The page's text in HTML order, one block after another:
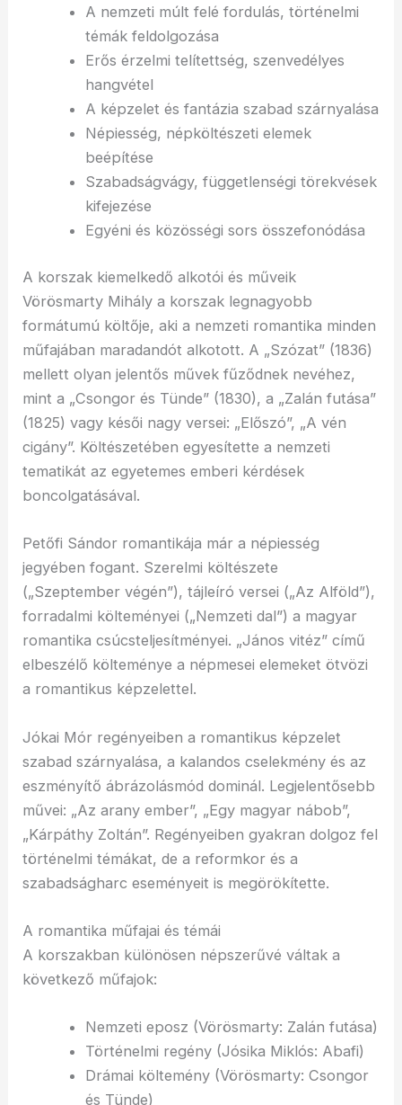
A nemzeti múlt felé fordulás, történelmi
témák feldolgozása
Erős érzelmi telítettség, szenvedélyes
hangvétel
A képzelet és fantázia szabad szárnyalása
Népiesség, népköltészeti elemek
beépítése
Szabadságvágy, függetlenségi törekvések
kifejezése
Egyéni és közösségi sors összefonódása
A korszak kiemelkedő alkotói és műveik
Vörösmarty Mihály a korszak legnagyobb
formátumú költője, aki a nemzeti romantika minden
műfajában maradandót alkotott. A „Szózat” (1836)
mellett olyan jelentős művek fűződnek nevéhez,
mint a „Csongor és Tünde” (1830), a „Zalán futása”
(1825) vagy késői nagy versei: „Előszó”, „A vén
cigány”. Költészetében egyesítette a nemzeti
tematikát az egyetemes emberi kérdések
boncolgatásával.
Petőfi Sándor romantikája már a népiesség
jegyében fogant. Szerelmi költészete
(„Szeptember végén”), tájleíró versei („Az Alföld”),
forradalmi költeményei („Nemzeti dal”) a magyar
romantika csúcsteljesítményei. „János vitéz” című
elbeszélő költeménye a népmesei elemeket ötvözi
a romantikus képzelettel.
Jókai Mór regényeiben a romantikus képzelet
szabad szárnyalása, a kalandos cselekmény és az
eszményítő ábrázolásmód dominál. Legjelentősebb
művei: „Az arany ember”, „Egy magyar nábob”,
„Kárpáthy Zoltán”. Regényeiben gyakran dolgoz fel
történelmi témákat, de a reformkor és a
szabadságharc eseményeit is megörökítette.
A romantika műfajai és témái
A korszakban különösen népszerűvé váltak a
következő műfajok:
Nemzeti eposz (Vörösmarty: Zalán futása)
Történelmi regény (Jósika Miklós: Abafi)
Drámai költemény (Vörösmarty: Csongor
és Tünde)